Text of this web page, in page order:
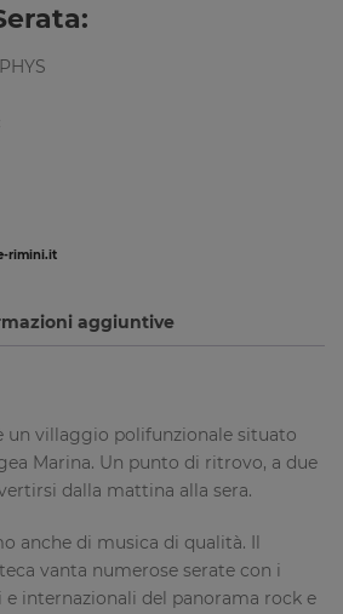
rimini.it
aggiuntive
un villaggio polifunzionale situato
Marina. Un punto di ritrovo, a due
dalla mattina alla sera.
anche di musica di qualità. Il
vanta numerose serate con i
internazionali del panorama rock e